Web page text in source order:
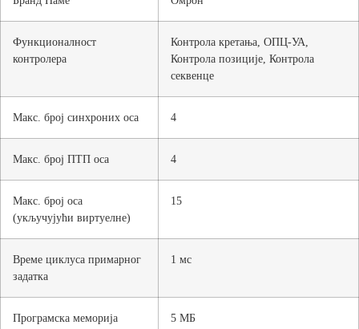
Функционалност
контролера
Контрола кретања, ОПЦ-УА,
Контрола позиције, Контрола
секвенце
Макс. број синхроних оса 4
Макс. број ПТП оса 4
Макс. број оса
(укључујући виртуелне)
15
Време циклуса примарног
задатка
1 мс
Програмска меморија 5 МБ